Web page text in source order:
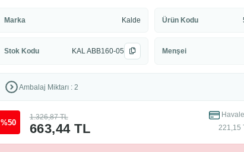
Marka Kalde Ürün Kodu
Stok Kodu KAL ABB160-05 Menşei
Ambalaj Miktarı : 2
%50 663,44 TL
1.326,87 TL
221,15